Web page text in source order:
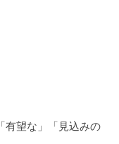
有望な」「見込みの